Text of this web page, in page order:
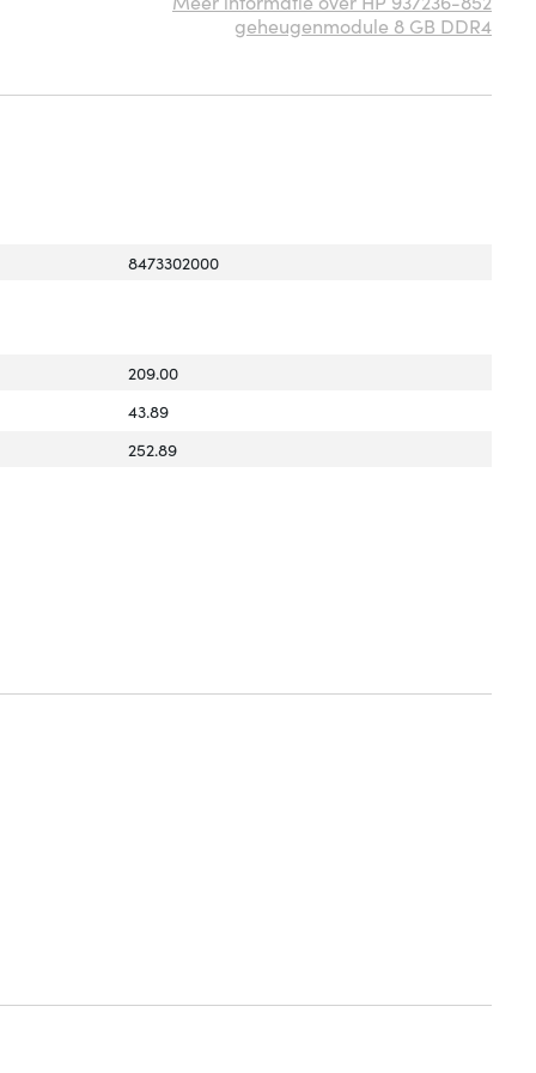
geheugenmodule 8 GB DDR4
8473302000
209.00
43.89
252.89